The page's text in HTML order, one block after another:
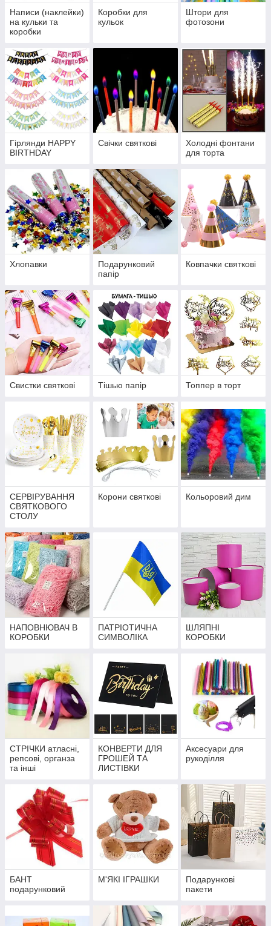
Написи (наклейки)
на кульки та
коробки
Коробки для
кульок
Штори для
фотозони
Гірлянди HAPPY
BIRTHDAY
Свічки святкові
Холодні фонтани
для торта
Хлопавки
Подарунковий
папір
Ковпачки святкові
Свистки святкові Тішью папір Топпер в торт
СЕРВІРУВАННЯ
СВЯТКОВОГО
СТОЛУ
Корони святкові Кольоровий дим
НАПОВНЮВАЧ В
КОРОБКИ
ПАТРІОТИЧНА
СИМВОЛІКА
ШЛЯПНІ
КОРОБКИ
СТРІЧКИ атласні,
репсові, органза
та інші
КОНВЕРТИ ДЛЯ
ГРОШЕЙ ТА
ЛИСТІВКИ
Аксесуари для
рукоділля
БАНТ
подарунковий
М'ЯКІ ІГРАШКИ
Подарункові
пакети